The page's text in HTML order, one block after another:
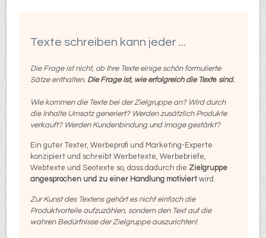
Texte schreiben kann jeder ...
Die Frage ist nicht, ob Ihre Texte einige schön formulierte
Sätze enthalten. Die Frage ist, wie erfolgreich die Texte sind.
Wie kommen die Texte bei der Zielgruppe an? Wird durch
die Inhalte Umsatz generiert? Werden zusätzlich Produkte
verkauft? Werden Kundenbindung und Image gestärkt?
Ein guter Texter, Werbeprofi und Marketing-Experte
konzipiert und schreibt Werbetexte, Werbebriefe,
Webtexte und Seotexte so, dass dadurch die Zielgruppe
angesprochen und zu einer Handlung motiviert wird.
Zur Kunst des Textens gehört es nicht einfach die
Produktvorteile aufzuzählen, sondern den Text auf die
wahren Bedürfnisse der Zielgruppe auszurichten!